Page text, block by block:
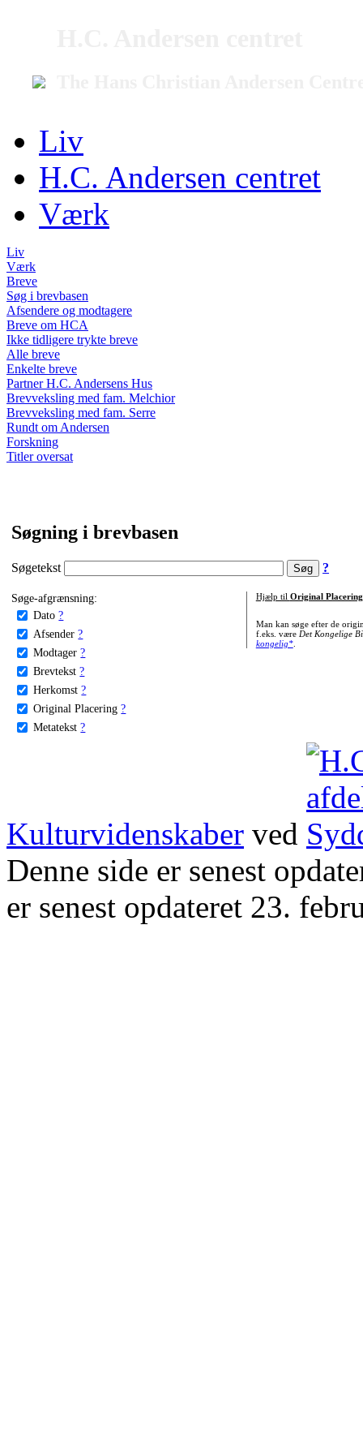
Liv
H.C. Andersen centret
Værk
Liv
Værk
Breve
Søg i brevbasen
Afsendere og modtagere
Breve om HCA
Ikke tidligere trykte breve
Alle breve
Enkelte breve
Partner H.C. Andersens Hus
Brevveksling med fam. Melchior
Brevveksling med fam. Serre
Rundt om Andersen
Forskning
Titler oversat
Søgning i brevbasen
Søgetekst ?
Søge-afgrænsning:
Dato ?
Afsender ?
Modtager ?
Brevtekst ?
Herkomst ?
Original Placering ?
Metatekst ?
Hjælp til Original Placering
Man kan søge efter de
f.eks. være Det Kongelige
kongelig*.
Kulturvidenskaber ved
Denne side er senest
er senest opdateret 23.